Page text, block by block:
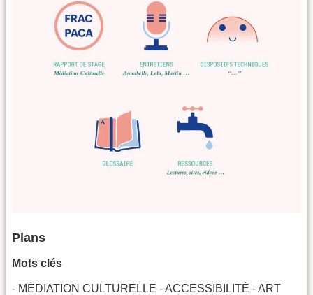
Plans
Mots clés
- MÉDIATION CULTURELLE - ACCESSIBILITÉ - ART